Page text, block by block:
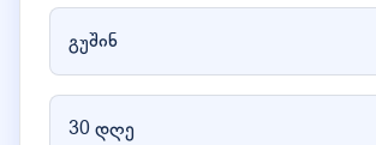
გუშინ
30 დღე